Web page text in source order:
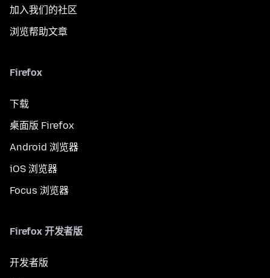
加入我们的社区
浏览帮助文章
Firefox
下载
桌面版 Firefox
Android 浏览器
iOS 浏览器
Focus 浏览器
Firefox 开发者版
开发者版